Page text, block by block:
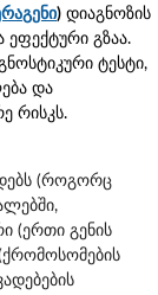
) დიაგნოზის
გზაა.
ტესტი,
და
რისკს.
(როგორც
(ერთი გენის